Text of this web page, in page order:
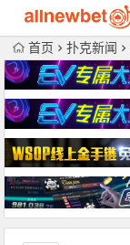
首页 扑克新闻